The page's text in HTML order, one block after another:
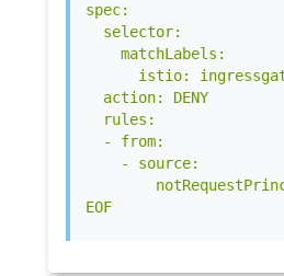
spec:
  selector:
    matchLabels:
istio:
  action: DENY
  rules:
  - from:
    - source:
EOF